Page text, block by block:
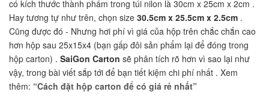
có kích thước thành phẩm trong túi nilon là 30cm x 25cm x 2cm .
Hay tương tự như trên, chọn size 30.5cm x 25.5cm x 2.5cm .
Cũng được đó - Nhưng hơi phí vì giá của hộp trên chắc chắn cao
hơn hộp sau 25x15x4 (bạn gấp đôi sản phẩm lại để đóng trong
hộp carton) . SaiGon Carton sẽ phân tích rõ hơn vì sao lại như
vậy, trong bài viết sắp tới để bạn tiết kiệm chi phí nhất . Xem
thêm: “Cách đặt hộp carton để có giá rẻ nhất”